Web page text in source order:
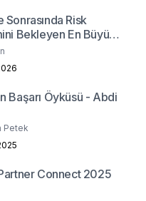
Risk
Bekleyen En Büyük
Nedir?
Başarı Öyküsü - Abdi
Petek
Connect 2025